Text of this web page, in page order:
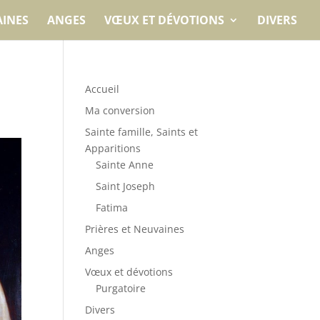
ANGES VŒUX ET DÉVOTIONS DIVERS
Accueil
Ma conversion
Sainte famille, Saints et
Apparitions
Sainte Anne
Saint Joseph
Fatima
Prières et Neuvaines
Anges
Vœux et dévotions
Purgatoire
Divers